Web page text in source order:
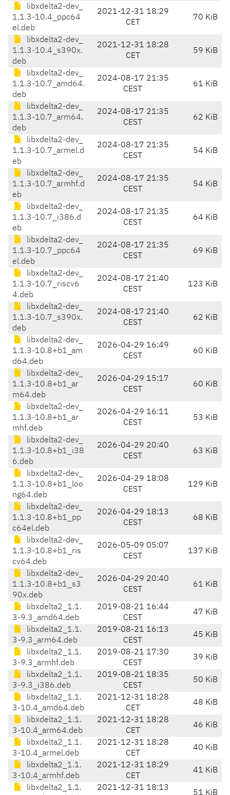
libxdelta2-dev_
1.1.3-10.4_ppc64
el.deb
2021-12-31 18:29
CET
70 KiB
libxdelta2-dev_
1.1.3-10.4_s390x.
deb
2021-12-31 18:28
CET
59 KiB
libxdelta2-dev_
1.1.3-10.7_amd64.
deb
2024-08-17 21:35
CEST
61 KiB
libxdelta2-dev_
1.1.3-10.7_arm64.
deb
2024-08-17 21:35
CEST
62 KiB
libxdelta2-dev_
1.1.3-10.7_armel.d
eb
2024-08-17 21:35
CEST
54 KiB
libxdelta2-dev_
1.1.3-10.7_armhf.d
eb
2024-08-17 21:35
CEST
54 KiB
libxdelta2-dev_
1.1.3-10.7_i386.d
eb
2024-08-17 21:35
CEST
64 KiB
libxdelta2-dev_
1.1.3-10.7_ppc64
el.deb
2024-08-17 21:35
CEST
69 KiB
libxdelta2-dev_
1.1.3-10.7_riscv6
4.deb
2024-08-17 21:40
CEST
123 KiB
libxdelta2-dev_
1.1.3-10.7_s390x.
deb
2024-08-17 21:40
CEST
62 KiB
libxdelta2-dev_
1.1.3-10.8+b1_am
d64.deb
2026-04-29 16:49
CEST
60 KiB
libxdelta2-dev_
1.1.3-10.8+b1_ar
m64.deb
2026-04-29 15:17
CEST
60 KiB
libxdelta2-dev_
1.1.3-10.8+b1_ar
mhf.deb
2026-04-29 16:11
CEST
53 KiB
libxdelta2-dev_
1.1.3-10.8+b1_i38
6.deb
2026-04-29 20:40
CEST
63 KiB
libxdelta2-dev_
1.1.3-10.8+b1_loo
ng64.deb
2026-04-29 18:08
CEST
129 KiB
libxdelta2-dev_
1.1.3-10.8+b1_pp
c64el.deb
2026-04-29 18:13
CEST
68 KiB
libxdelta2-dev_
1.1.3-10.8+b1_ris
cv64.deb
2026-05-09 05:07
CEST
137 KiB
libxdelta2-dev_
1.1.3-10.8+b1_s3
90x.deb
2026-04-29 20:40
CEST
61 KiB
libxdelta2_1.1.
3-9.3_amd64.deb
2019-08-21 16:44
CEST
47 KiB
libxdelta2_1.1.
3-9.3_arm64.deb
2019-08-21 16:13
CEST
45 KiB
libxdelta2_1.1.
3-9.3_armhf.deb
2019-08-21 17:30
CEST
39 KiB
libxdelta2_1.1.
3-9.3_i386.deb
2019-08-21 18:35
CEST
50 KiB
libxdelta2_1.1.
3-10.4_amd64.deb
2021-12-31 18:28
CET
48 KiB
libxdelta2_1.1.
3-10.4_arm64.deb
2021-12-31 18:28
CET
46 KiB
libxdelta2_1.1.
3-10.4_armel.deb
2021-12-31 18:28
CET
40 KiB
libxdelta2_1.1.
3-10.4_armhf.deb
2021-12-31 18:29
CET
41 KiB
libxdelta2_1.1.
2021-12-31 18:13
51 KiB